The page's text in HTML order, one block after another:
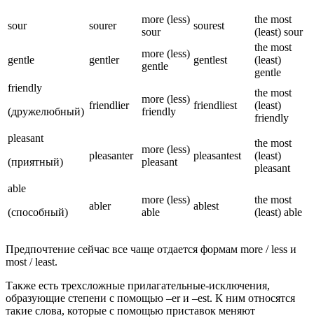
sour sourer
more (less)
sour
sourest
the most
(least) sour
gentle gentler
more (less)
gentle
gentlest
the most
(least)
gentle
friendly
(дружелюбный)
friendlier
more (less)
friendly
friendliest
the most
(least)
friendly
pleasant
(приятный)
pleasanter
more (less)
pleasant
pleasantest
the most
(least)
pleasant
able
(способный)
abler
more (less)
able
ablest
the most
(least) able
Предпочтение сейчас все чаще отдается формам more / less и
most / least.
Также есть трехсложные прилагательные-исключения,
образующие степени с помощью –er и –est. К ним относятся
такие слова, которые с помощью приставок меняют